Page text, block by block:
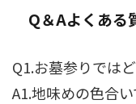
Q＆Aよくある
Q1.お墓参りでは
A1.地味めの色合